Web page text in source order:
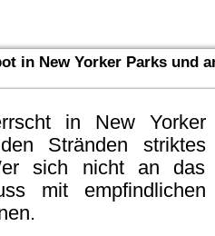
in New Yorker Parks und
in New Yorker
Stränden striktes
sich nicht an das
mit empfindlichen